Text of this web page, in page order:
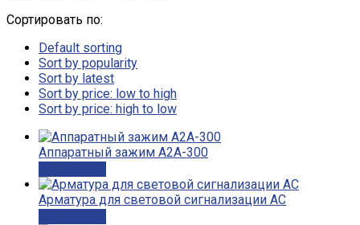
Сортировать по:
Default sorting
Sort by popularity
Sort by latest
Sort by price: low to high
Sort by price: high to low
Аппаратный зажим А2А-300
Арматура для световой сигнализации АС